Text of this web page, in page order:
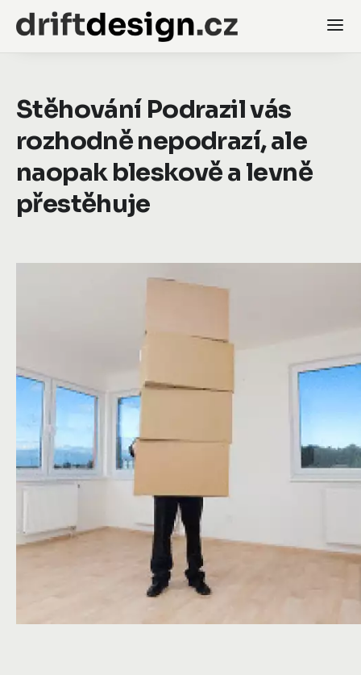
Stěhování Podrazil vás
rozhodně nepodrazí, ale
naopak bleskově a levně
přestěhuje